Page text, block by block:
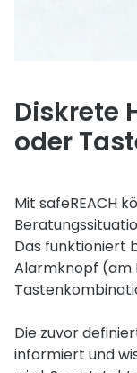
Diskrete
oder
Mit safeREACH
Das funktioniert
Alarmknopf (am
Die zuvor
informiert und